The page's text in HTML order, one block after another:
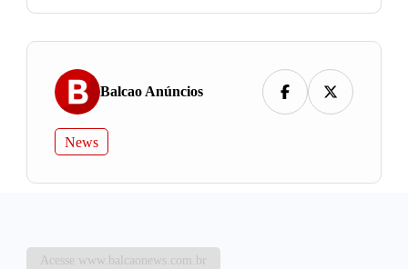
Balcao Anúncios
News
Acesse www.balcaonews.com.br